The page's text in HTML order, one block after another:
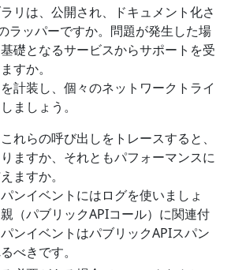
リは、公開され、ドキュメント化さ
ラッパーですか。問題が発生した場
礎となるサービスからサポートを受
すか。
計装し、個々のネットワークトライ
ましょう。
れらの呼び出しをトレースすると、
ますか、それともパフォーマンスに
ますか。
ンイベントにはログを使いましょ
（パブリックAPIコール）に関連付
ンイベントはパブリックAPIスパン
べきです。